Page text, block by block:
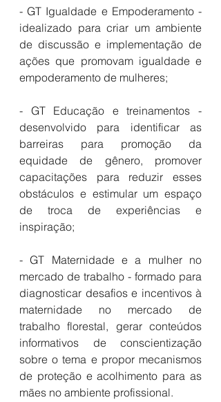
- GT Igualdade e Empoderamento -
idealizado para criar um ambiente
de discussão e implementação de
ações que promovam igualdade e
empoderamento de mulheres;
- GT Educação e treinamentos -
desenvolvido para identificar as
barreiras para promoção da
equidade de gênero, promover
capacitações para reduzir esses
obstáculos e estimular um espaço
de troca de experiências e
inspiração;
- GT Maternidade e a mulher no
mercado de trabalho - formado para
diagnosticar desafios e incentivos à
maternidade no mercado de
trabalho florestal, gerar conteúdos
informativos de conscientização
sobre o tema e propor mecanismos
de proteção e acolhimento para as
mães no ambiente profissional.